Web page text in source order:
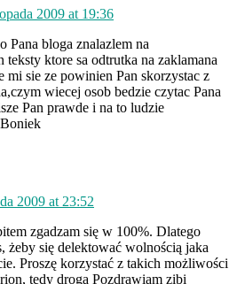
2009 at 19:36
Pana bloga znalazlem na
teksty ktore sa odtrutka na zaklamana
mi sie ze powinien Pan skorzystac z
wiecej osob bedzie czytac Pana
Pan prawde i na to ludzie
2009 at 23:52
zgadzam się w 100%. Dlatego
żeby się delektować wolnością jaka
Proszę korzystać z takich możliwości
tędy droga Pozdrawiam zibi